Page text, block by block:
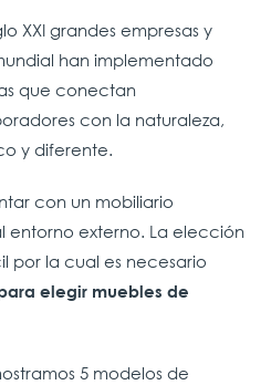
XXI grandes empresas y
han implementado
que conectan
con la naturaleza,
y diferente.
con un mobiliario
externo. La elección
por la cual es necesario
elegir muebles de
5 modelos de